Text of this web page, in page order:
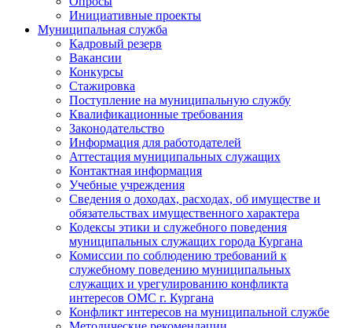
Инициативные проекты
Муниципальная служба
Кадровый резерв
Вакансии
Конкурсы
Стажировка
Поступление на муниципальную службу
Квалификационные требования
Законодательство
Информация для работодателей
Аттестация муниципальных служащих
Контактная информация
Учебные учреждения
Сведения о доходах, расходах, об имуществе и
обязательствах имущественного характера
Кодексы этики и служебного поведения
муниципальных служащих города Кургана
Комиссии по соблюдению требований к
служебному поведению муниципальных
служащих и урегулированию конфликта
интересов ОМС г. Кургана
Конфликт интересов на муниципальной службе